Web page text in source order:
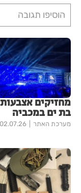
הוסיפו תגובה
מחזיקים אצבעות
בת ים במכביה
מערכת האתר 02.07.26